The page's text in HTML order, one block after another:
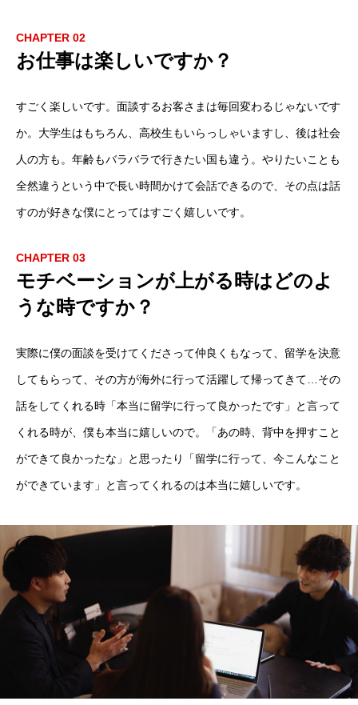
CHAPTER 02
お仕事は楽しいですか？
すごく楽しいです。面談するお客さまは毎回変わるじゃないです
か。大学生はもちろん、高校生もいらっしゃいますし、後は社会
人の方も。年齢もバラバラで行きたい国も違う。やりたいことも
全然違うという中で長い時間かけて会話できるので、その点は話
すのが好きな僕にとってはすごく嬉しいです。
CHAPTER 03
モチベーションが上がる時はどのよ
うな時ですか？
実際に僕の面談を受けてくださって仲良くもなって、留学を決意
してもらって、その方が海外に行って活躍して帰ってきて…その
話をしてくれる時「本当に留学に行って良かったです」と言って
くれる時が、僕も本当に嬉しいので。「あの時、背中を押すこと
ができて良かったな」と思ったり「留学に行って、今こんなこと
ができています」と言ってくれるのは本当に嬉しいです。